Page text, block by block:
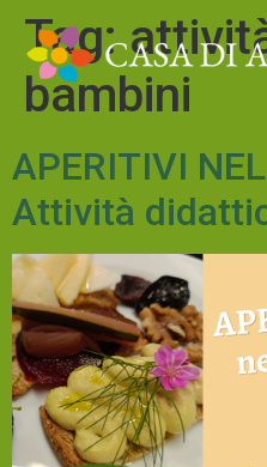
Tag:
bambini
APERITIVI
Attività